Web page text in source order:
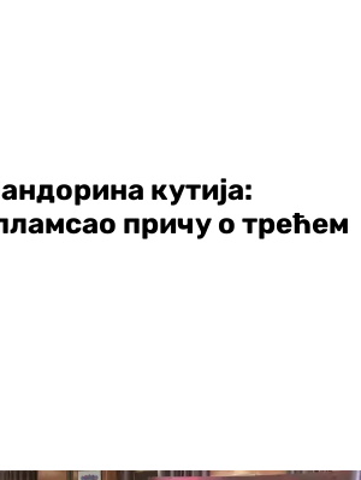
кутија:
причу о трећем